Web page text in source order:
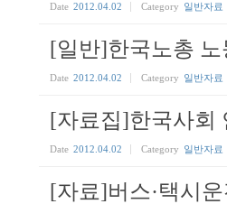
Date 2012.04.02 Category 일반자료
[일반]한국노총
Date 2012.04.02 Category 일반자료
[자료집]한국사회
Date 2012.04.02 Category 일반자료
[자료]버스·택시